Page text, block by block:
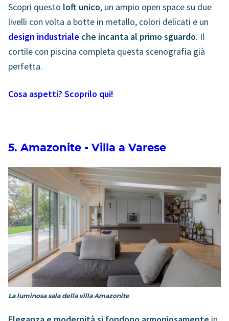
Scopri questo loft unico, un ampio open space su due
livelli con volta a botte in metallo, colori delicati e un
design industriale che incanta al primo sguardo. Il
cortile con piscina completa questa scenografia già
perfetta.
Cosa aspetti? Scoprilo qui!
5. Amazonite - Villa a Varese
La luminosa sala della villa Amazonite